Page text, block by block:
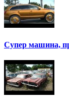
Супер машина,